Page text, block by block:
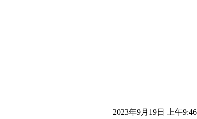
2023年9月19日 上午9:46